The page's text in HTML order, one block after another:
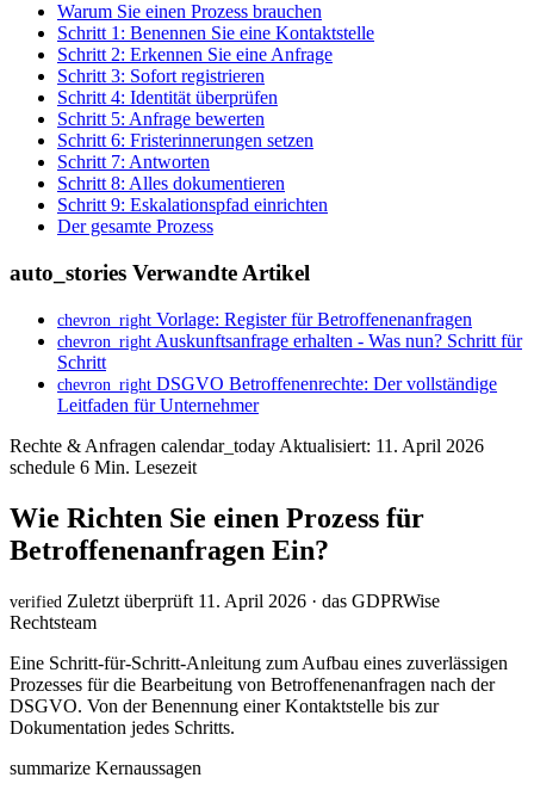
Warum Sie einen Prozess brauchen
Schritt 1: Benennen Sie eine Kontaktstelle
Schritt 2: Erkennen Sie eine Anfrage
Schritt 3: Sofort registrieren
Schritt 4: Identität überprüfen
Schritt 5: Anfrage bewerten
Schritt 6: Fristerinnerungen setzen
Schritt 7: Antworten
Schritt 8: Alles dokumentieren
Schritt 9: Eskalationspfad einrichten
Der gesamte Prozess
auto_stories Verwandte Artikel
chevron_right Vorlage: Register für Betroffenenanfragen
chevron_right Auskunftsanfrage erhalten - Was nun? Schritt für
Schritt
chevron_right DSGVO Betroffenenrechte: Der vollständige
Leitfaden für Unternehmer
Rechte & Anfragen calendar_today Aktualisiert: 11. April 2026
schedule 6 Min. Lesezeit
Wie Richten Sie einen Prozess für
Betroffenenanfragen Ein?
verified Zuletzt überprüft 11. April 2026 · das GDPRWise
Rechtsteam
Eine Schritt-für-Schritt-Anleitung zum Aufbau eines zuverlässigen
Prozesses für die Bearbeitung von Betroffenenanfragen nach der
DSGVO. Von der Benennung einer Kontaktstelle bis zur
Dokumentation jedes Schritts.
summarize Kernaussagen